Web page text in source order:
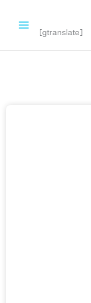
[gtranslate]